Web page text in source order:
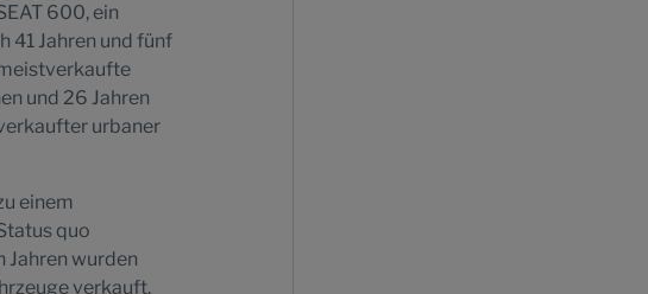
600, ein
41 Jahren und fünf
und 26 Jahren
urbaner
einem
quo
Jahren wurden
verkauft.